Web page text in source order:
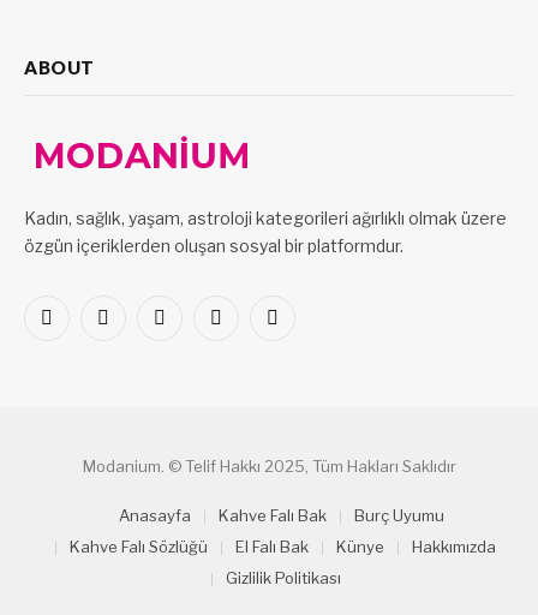
ABOUT
Kadın, sağlık, yaşam, astroloji kategorileri ağırlıklı olmak üzere
özgün içeriklerden oluşan sosyal bir platformdur.
Facebook
X
PinterestLinkedInVKontakte
Modanium. © Telif Hakkı 2025, Tüm Hakları Saklıdır
Anasayfa Kahve Falı Bak
Burç Uyumu
Kahve Falı Sözlüğü
El Falı Bak Künye
Hakkımızda
Gizlilik Politikası